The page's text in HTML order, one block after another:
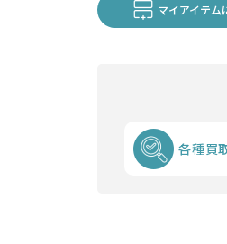
マイアイテム
各種買